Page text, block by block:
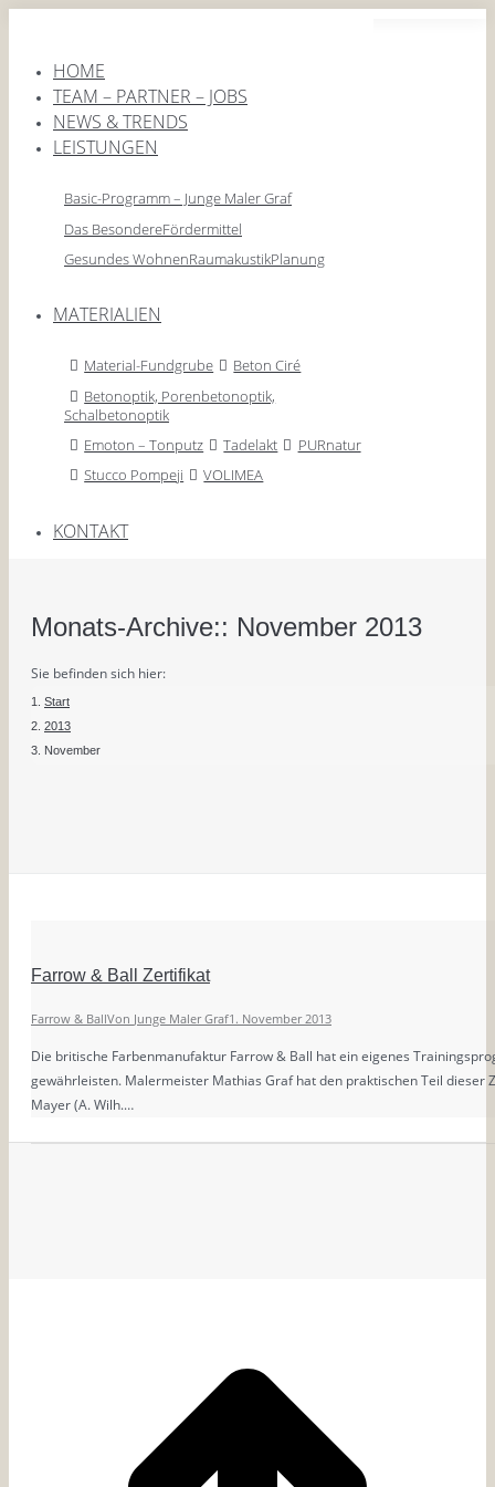
springenHOME
TEAM – PARTNER – JOBS
NEWS & TRENDS
LEISTUNGEN
Basic-Programm – Junge Maler Graf
Das BesondereFördermittel
Gesundes WohnenRaumakustikPlanung
MATERIALIEN
Material-Fundgrube
Beton Ciré
Betonoptik, Porenbetonoptik,
Schalbetonoptik
Emoton – Tonputz
Tadelakt
PURnatur
Stucco Pompeji
VOLIMEA
KONTAKT
Monats-Archive:: November 2013
Sie befinden sich hier:
Start
2013
November
Farrow & Ball Zertifikat
Farrow & BallVon Junge Maler Graf1. November 2013
Die britische Farbenmanufaktur Farrow & Ball hat ein eigenes
gewährleisten. Malermeister Mathias Graf hat den praktischen Teil
Mayer (A. Wilh.…